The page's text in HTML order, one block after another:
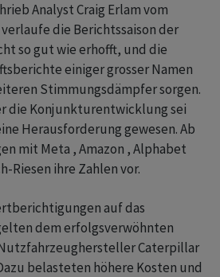
Analyst Craig Erlam vom
verlaufe die Berichtssaison der
so gut wie erhofft, und die
einiger grosser Namen
Stimmungsdämpfer sorgen.
die Konjunkturentwicklung sei
Herausforderung gewesen. Ab
mit Meta , Amazon , Alphabet
Riesen ihre Zahlen vor.
auf das
dem erfolgsverwöhnten
Caterpillar
belasteten höhere Kosten und